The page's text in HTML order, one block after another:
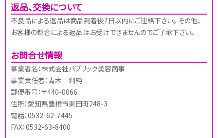
返品、交換について
不良品による返品は商品到着後7日以内にご連絡下さい。 その他、
お客様の都合による返品はお受けできませんのでご了承下さい。
お問合せ情報
事業者名：株式会社パブリック美容商事
事業責任者：青木 利純
郵便番号：〒440-0066
住所：愛知県豊橋市東田町248-3
電話：0532-62-7445
FAX：0532-63-8400